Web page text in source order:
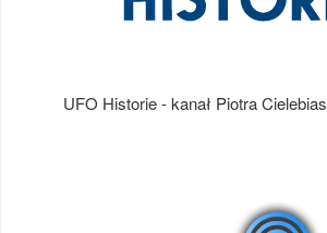
UFO Historie - kanał Piotra